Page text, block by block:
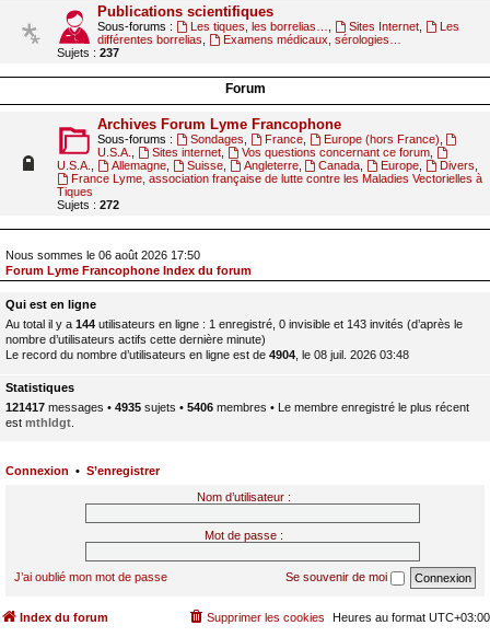
Publications scientifiques
Sous-forums : Les tiques, les borrelias… Sites Internet,
Les
différentes borrelias
Examens médicaux, sérologies…
Sujets : 237
Forum
Archives Forum Lyme Francophone
Sous-forums : Sondages France, Europe (hors France)
U.S.A.
Sites internet, Vos questions concernant ce forum,
U.S.A.
Allemagne, Suisse, Angleterre, Canada Europe Divers
France Lyme, association française de lutte contre les Maladies Vectorielles à
Tiques
Sujets : 272
Nous sommes le 06 août 2026 17:50
Forum Lyme Francophone Index du forum
Qui est en ligne
Au total il y a 144 utilisateurs en ligne : 1 enregistré, 0 invisible et 143 invités (d’après le
nombre d’utilisateurs actifs cette dernière minute)
Le record du nombre d’utilisateurs en ligne est de 4904 , le 08 juil. 2026 03:48
Statistiques
121417 messages • 4935 sujets • 5406 membres • Le membre enregistré le plus récent
est mthldgt
Connexion • S’enregistrer
Nom d’utilisateur :
Mot de passe :
J’ai oublié mon mot de passe Se souvenir de moi
Index du forum Heures au format UTC+03:00
Supprimer les cookies